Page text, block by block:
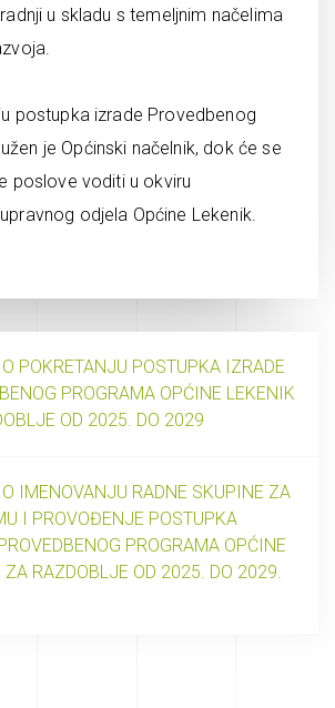
u skladu s temeljnim načelima
postupka izrade Provedbenog
je Općinski načelnik, dok će se
poslove voditi u okviru
odjela Općine Lekenik.
POKRETANJU POSTUPKA IZRADE
PROGRAMA OPĆINE LEKENIK
OD 2025. DO 2029
IMENOVANJU RADNE SKUPINE ZA
I PROVOĐENJE POSTUPKA
PROGRAMA OPĆINE
ZA RAZDOBLJE OD 2025. DO 2029.